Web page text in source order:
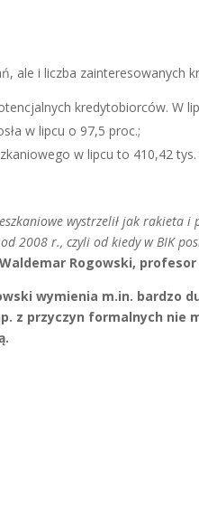
ale i liczba zainteresowanych
kredytobiorców. W
w lipcu o 97,5 proc.;
w lipcu to 410,42
wystrzelił jak
2008 r., czyli od kiedy w BIK
Rogowski,
wymienia m.in. bardzo
z przyczyn formalnych